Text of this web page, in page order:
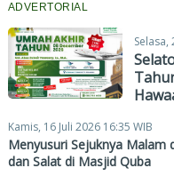
ADVERTORIAL
Selasa,
Kamis, 16 Juli 2026 16:35 WIB
Menyusuri Sejuknya Malam
dan Salat di Masjid Quba